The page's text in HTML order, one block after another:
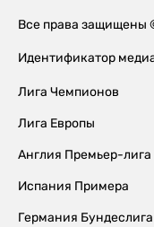
Все права
Идентификатор
Лига Чемпионов
Лига Европы
Англия Премьер-лига
Испания Примера
Германия Бундеслига